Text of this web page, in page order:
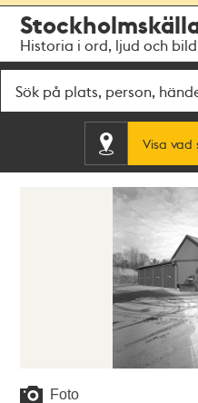
navigationen
huvudinnehållet
Historia i ord, ljud och bild
Visa vad
Foto